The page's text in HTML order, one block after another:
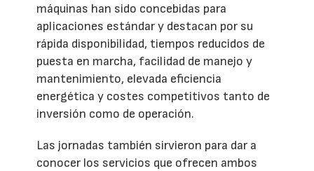
máquinas han sido concebidas para
aplicaciones estándar y destacan por su
rápida disponibilidad, tiempos reducidos de
puesta en marcha, facilidad de manejo y
mantenimiento, elevada eficiencia
energética y costes competitivos tanto de
inversión como de operación.
Las jornadas también sirvieron para dar a
conocer los servicios que ofrecen ambos